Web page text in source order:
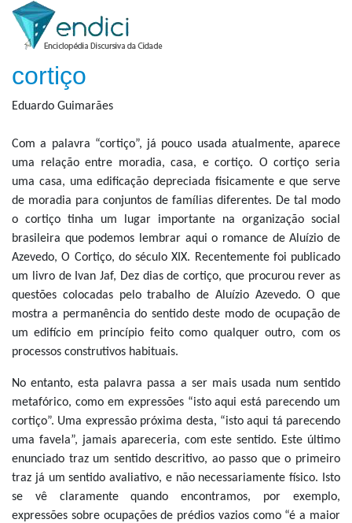
cortiço
Eduardo Guimarães
Com a palavra “cortiço”, já pouco usada atualmente, aparece
uma relação entre moradia, casa, e cortiço. O cortiço seria
uma casa, uma edificação depreciada fisicamente e que serve
de moradia para conjuntos de famílias diferentes. De tal modo
o cortiço tinha um lugar importante na organização social
brasileira que podemos lembrar aqui o romance de Aluízio de
Azevedo, O Cortiço, do século XIX. Recentemente foi publicado
um livro de Ivan Jaf, Dez dias de cortiço, que procurou rever as
questões colocadas pelo trabalho de Aluízio Azevedo. O que
mostra a permanência do sentido deste modo de ocupação de
um edifício em princípio feito como qualquer outro, com os
processos construtivos habituais.
No entanto, esta palavra passa a ser mais usada num sentido
metafórico, como em expressões “isto aqui está parecendo um
cortiço”. Uma expressão próxima desta, “isto aqui tá parecendo
uma favela”, jamais apareceria, com este sentido. Este último
enunciado traz um sentido descritivo, ao passo que o primeiro
traz já um sentido avaliativo, e não necessariamente físico. Isto
se vê claramente quando encontramos, por exemplo,
expressões sobre ocupações de prédios vazios como “é a maior